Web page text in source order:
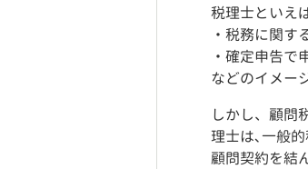
税理士といえば
・税務に関す
・確定申告で
などのイメー
しかし、顧問
理士は､一般
顧問契約を結